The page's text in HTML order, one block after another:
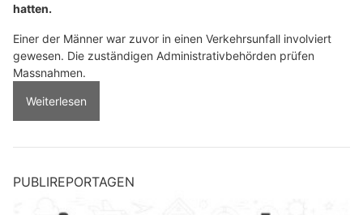
hatten.
Einer der Männer war zuvor in einen Verkehrsunfall involviert
gewesen. Die zuständigen Administrativbehörden prüfen
Massnahmen.
Weiterlesen
PUBLIREPORTAGEN